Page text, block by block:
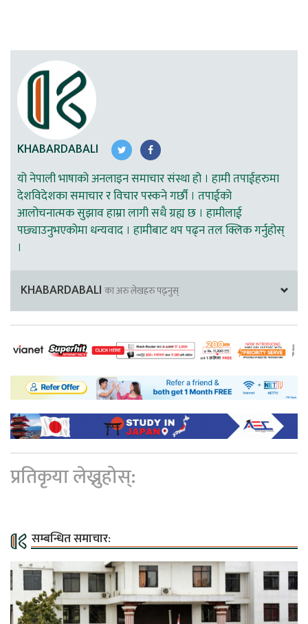
KHABARDABALI
यो नेपाली भाषाको अनलाइन समाचार संस्था हो । हामी तपाईहरुमा
देशविदेशका समाचार र विचार पस्कने गर्छौ । तपाईको
आलोचनात्मक सुझाव हाम्रा लागी सधै ग्रह्य छ । हामीलाई
पछ्याउनुभएकोमा धन्यवाद । हामीबाट थप पढ्न तल क्लिक गर्नुहोस्
।
KHABARDABALI का अरु लेखहरु पढ्नुस्
प्रतिकृया लेख्नुहोस्:
सम्बन्धित समाचार: